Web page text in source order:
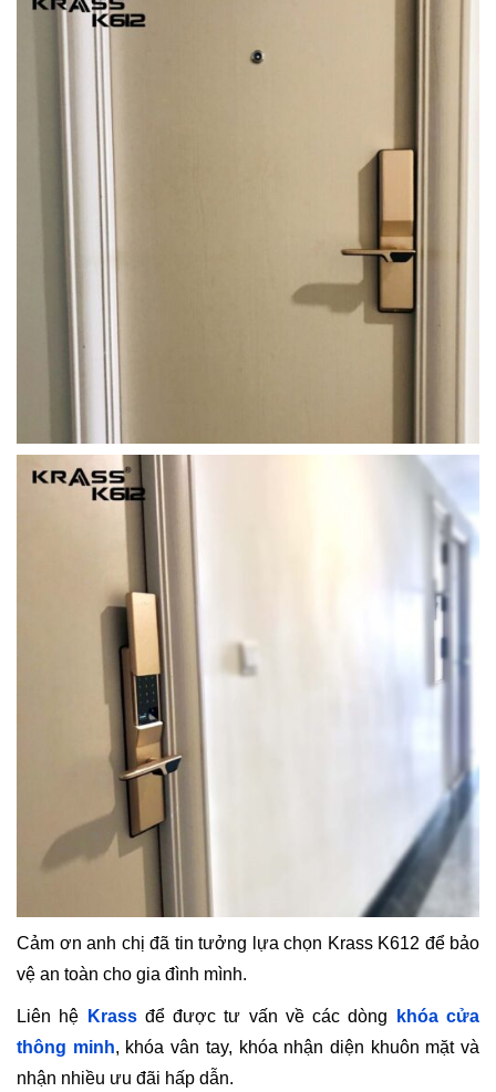
Cảm ơn anh chị đã tin tưởng lựa chọn Krass K612 để bảo
vệ an toàn cho gia đình mình.
Liên hệ Krassđể được tư vấn về các dòng
khóa cửa
thông minh, khóa vân tay, khóa nhận diện khuôn mặt và
nhận nhiều ưu đãi hấp dẫn.